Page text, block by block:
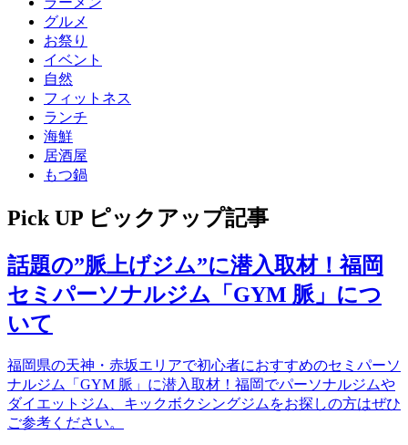
グルメ
お祭り
イベント
自然
フィットネス
ランチ
海鮮
居酒屋
もつ鍋
Pick UP ピックアップ記事
話題の”脈上げジム”に潜入取材！福岡
セミパーソナルジム「GYM 脈」につ
いて
福岡県の天神・赤坂エリアで初心者におすすめのセミパーソ
ナルジム「GYM 脈」に潜入取材！福岡でパーソナルジムや
ダイエットジム、キックボクシングジムをお探しの方はぜひ
ご参考ください。